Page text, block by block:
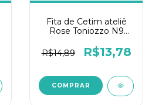
Fita de Cetim ateliê
Rose Toniozzo N9
Novo
R$14,89 R$13,78